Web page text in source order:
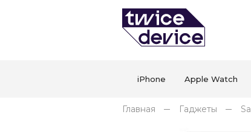
iPhone Apple Watch
Главная Гаджеты